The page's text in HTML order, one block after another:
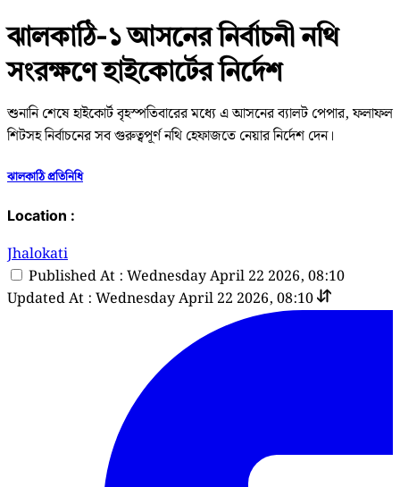
ঝালকাঠি-১ আসনের নির্বাচনী নথি
সংরক্ষণে হাইকোর্টের নির্দেশ
শুনানি শেষে হাইকোর্ট বৃহস্পতিবারের মধ্যে এ আসনের ব্যালট পেপার, ফলাফল
শিটসহ নির্বাচনের সব গুরুত্বপূর্ণ নথি হেফাজতে নেয়ার নির্দেশ দেন।
ঝালকাঠি প্রতিনিধি
Location :
Jhalokati
Published At : Wednesday April 22 2026, 08:10
Updated At : Wednesday April 22 2026, 08:10